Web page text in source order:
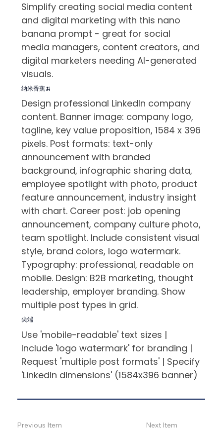
Simplify creating social media content
and digital marketing with this nano
banana prompt - great for social
media managers, content creators, and
digital marketers needing AI-generated
visuals.
纳米香蕉🍌
Design professional LinkedIn company
content. Banner image: company logo,
tagline, key value proposition, 1584 x 396
pixels. Post formats: text-only
announcement with branded
background, infographic sharing data,
employee spotlight with photo, product
feature announcement, industry insight
with chart. Career post: job opening
announcement, company culture photo,
team spotlight. Include consistent visual
style, brand colors, logo watermark.
Typography: professional, readable on
mobile. Design: B2B marketing, thought
leadership, employer branding. Show
multiple post types in grid.
尖端
Use 'mobile-readable' text sizes |
Include 'logo watermark' for branding |
Request 'multiple post formats' | Specify
'LinkedIn dimensions' (1584x396 banner)
Previous Item Next Item